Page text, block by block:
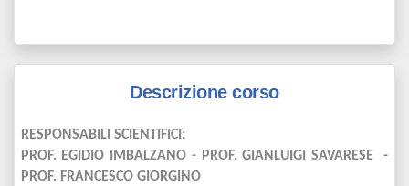
Descrizione corso
RESPONSABILI SCIENTIFICI:
PROF. EGIDIO IMBALZANO - PROF. GIANLUIGI SAVARESE -
PROF. FRANCESCO GIORGINO